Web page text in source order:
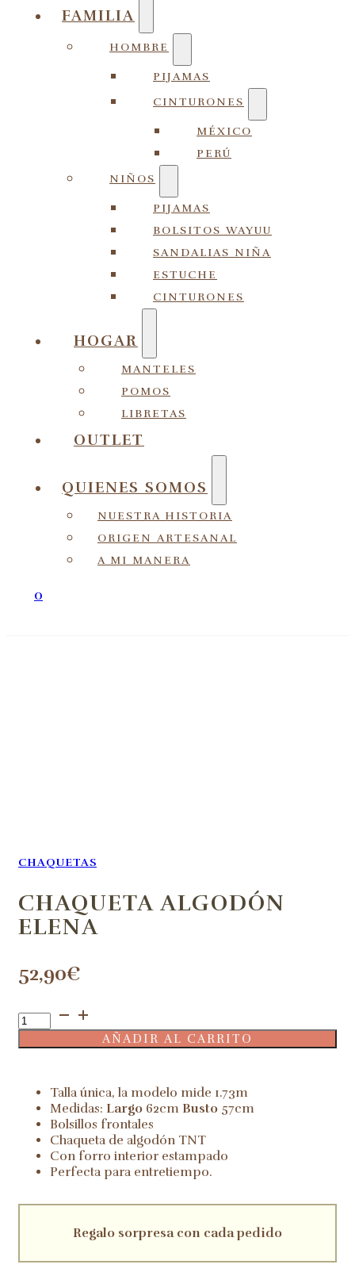
FAMILIA
HOMBRE
PIJAMAS
CINTURONES
MÉXICO
PERÚ
NIÑOS
PIJAMAS
BOLSITOS WAYUU
SANDALIAS NIÑA
ESTUCHE
CINTURONES
HOGAR
MANTELES
POMOS
LIBRETAS
OUTLET
QUIENES SOMOS
NUESTRA HISTORIA
ORIGEN ARTESANAL
A MI MANERA
0
CHAQUETAS
CHAQUETA ALGODÓN
ELENA
52,90€
Chaqueta
algodón
Elena
AÑADIR AL CARRITO
Talla única, la modelo mide 1.73m
Medidas: Largo 62cm Busto 57cm
Bolsillos frontales
Chaqueta de algodón TNT
Con forro interior estampado
Perfecta para entretiempo.
Regalo sorpresa con cada pedido